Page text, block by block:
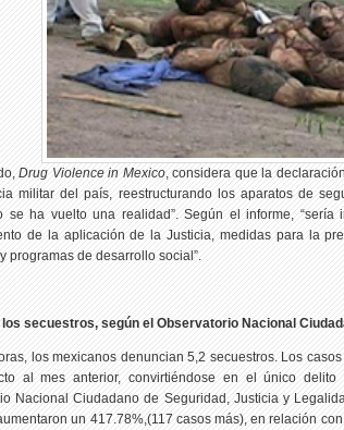
Drug Violence in Mexico, considera que la
militar del país, reestructurando los aparatos de
se ha vuelto una realidad”. Según el informe,
de la aplicación de la Justicia, medidas para la
programas de desarrollo social”.
secuestros, según el Observatorio Nacional
los mexicanos denuncian 5,2 secuestros. Los
al mes anterior, convirtiéndose en el único
Nacional Ciudadano de Seguridad, Justicia y
un 417.78%,(117 casos más), en relación